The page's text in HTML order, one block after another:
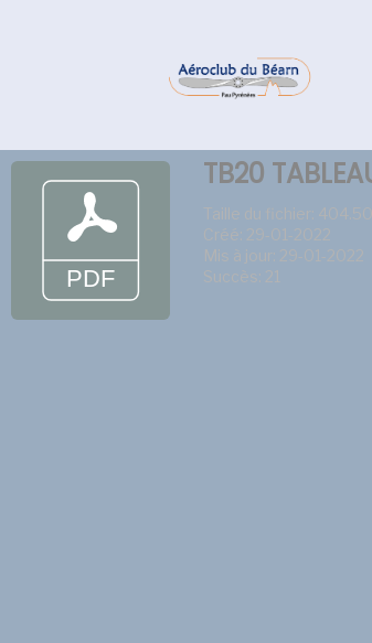
TB20
Taille du fichier:
Créé: 29-01-2022
Mis à jour: 29-01-2022
Succès: 21